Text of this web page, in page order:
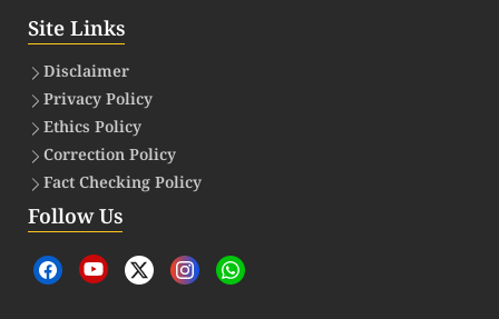
Site Links
Disclaimer
Privacy Policy
Ethics Policy
Correction Policy
Fact Checking Policy
Follow Us